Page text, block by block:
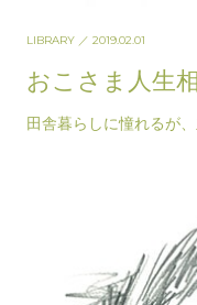
LIBRARY ／ 2019.02.01
おこさま人生
田舎暮らしに憧れるが